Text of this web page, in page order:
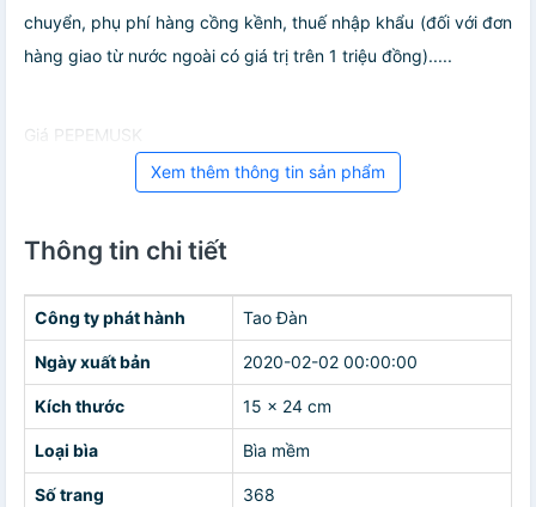
chuyển, phụ phí hàng cồng kềnh, thuế nhập khẩu (đối với đơn
hàng giao từ nước ngoài có giá trị trên 1 triệu đồng).....
Giá PEPEMUSK
Xem thêm thông tin sản phẩm
Thông tin chi tiết
Công ty phát hành Tao Đàn
Ngày xuất bản 2020-02-02 00:00:00
Kích thước 15 x 24 cm
Loại bìa Bìa mềm
Số trang 368